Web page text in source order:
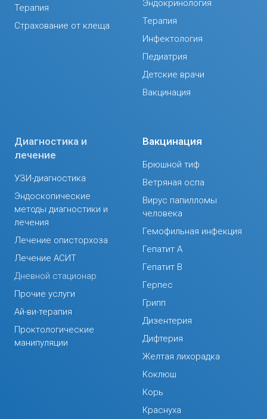
Терапия
Страхование от клеща
Эндокринология
Терапия
Инфектология
Педиатрия
Детские врачи
Вакцинация
Диагностика и
лечение
УЗИ-диагностика
Эндоскопические
методы диагностики и
лечения
Лечение описторхоза
Лечение АСИТ
Дневной стационар
Прочие услуги
Ай-ви-терапия
Проктологические
манипуляции
Вакцинация
Брюшной тиф
Ветряная оспа
Вирус папилломы
человека
Гемофильная инфекция
Гепатит А
Гепатит В
Герпес
Грипп
Дизентерия
Дифтерия
Желтая лихорадка
Коклюш
Корь
Краснуха